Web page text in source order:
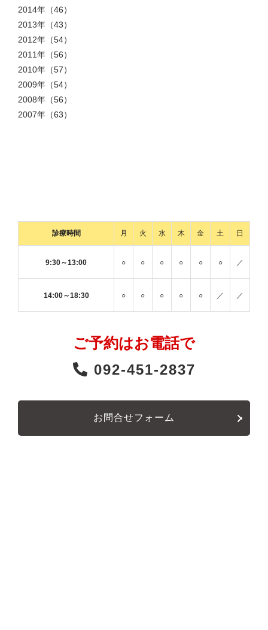
2014年 （46）
2013年 （43）
2012年 （54）
2011年 （56）
2010年 （57）
2009年 （54）
2008年 （56）
2007年 （63）
診療時間 月 火 水 木 金 土 日
9:30～13:00 ○ ○ ○ ○ ○ ○ ／
14:00～18:30 ○ ○ ○ ○ ○ ／ ／
ご予約はお電話で
092-451-2837
お問合せフォーム